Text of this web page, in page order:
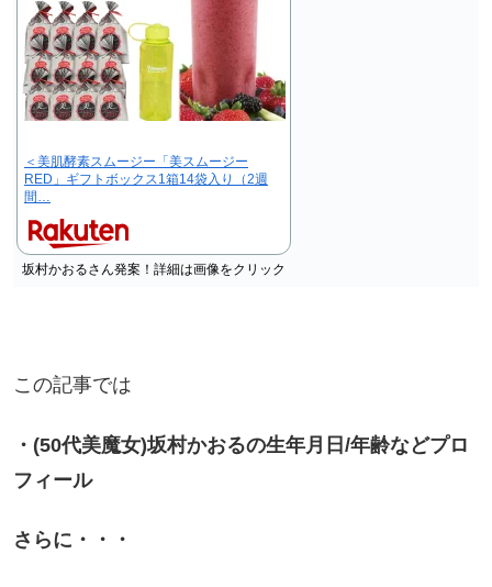
＜美肌酵素スムージー「美スムージー
RED」ギフトボックス1箱14袋入り（2週
間…
坂村かおるさん発案！詳細は画像をクリック
この記事では
・(50代美魔女)坂村かおるの生年月日/年齢などプロ
フィール
さらに・・・